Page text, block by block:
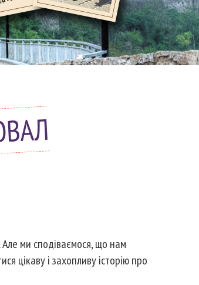
ми сподіваємося, що нам
цікаву і захопливу історію про